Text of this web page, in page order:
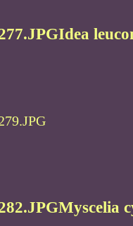
Idea
Myscelia